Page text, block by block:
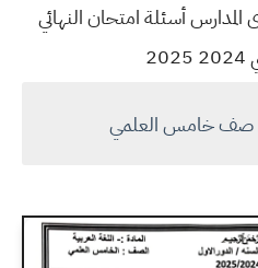
أسئلة امتحان النهائي
صف خامس العلمي